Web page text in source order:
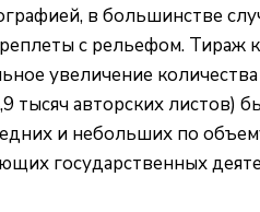
в большинстве
с рельефом. Тираж
увеличение
тысяч авторских листов)
и небольших по
государственных